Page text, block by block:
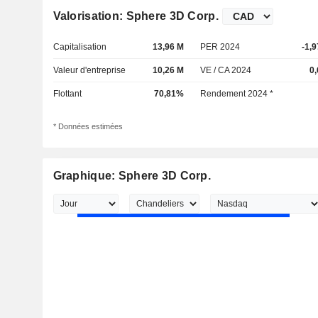
Valorisation: Sphere 3D Corp.
Capitalisation 13,96 M PER 2024 -
Valeur d'entreprise 10,26 M VE / CA 2024
Flottant 70,81% Rendement 2024 *
* Données estimées
Graphique: Sphere 3D Corp.